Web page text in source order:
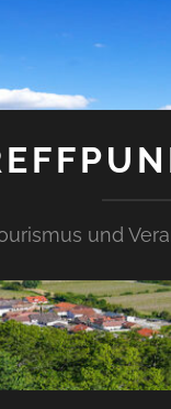
und